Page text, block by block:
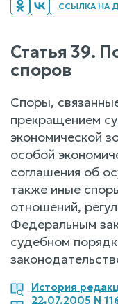
ССЫЛКА НА
Статья 39.
споров
Споры,
прекращением
экономической
особой
соглашения об
также иные
отношений,
Федеральным
судебном
История
22.07.2005 N